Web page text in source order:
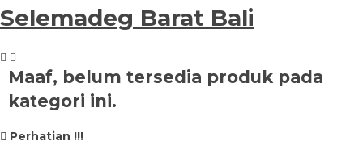
Selemadeg Barat Bali
Maaf, belum tersedia produk pada
kategori ini.
Perhatian !!!